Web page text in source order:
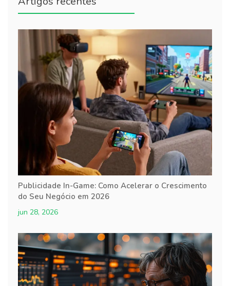
Publicidade In-Game: Como Acelerar o Crescimento
do Seu Negócio em 2026
jun 28, 2026